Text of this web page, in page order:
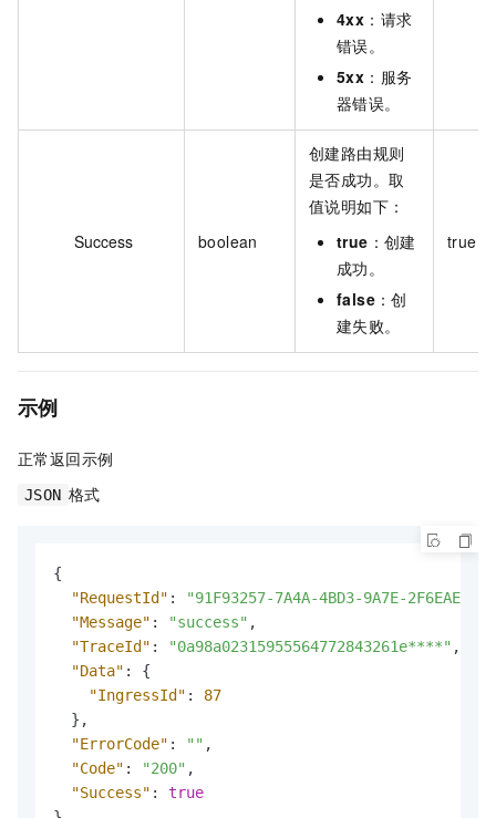
4xx ：请求
错误。
5xx ：服务
器错误。
Success boolean
创建路由规则
是否成功。取
值说明如下：
true ：创建
成功。
false ：创
建失败。
true
示例
正常返回示例
JSON 格式
{
"RequestId" :
"91F93257-7A4A-4BD3-9A7E-
"Message" : "success" ,
"TraceId" : "0a98a02315955564772843261e****" ,
"Data" :
{
"IngressId" :
87
} ,
"ErrorCode" : "" ,
"Code" : "200" ,
"Success" :
true